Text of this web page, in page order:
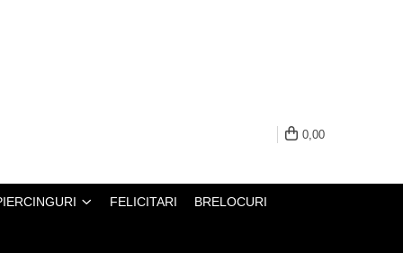
0,00
FELICITARI BRELOCURI